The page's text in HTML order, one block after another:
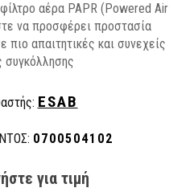
αέρα PAPR (Powered Air
να προσφέρει προστασία
απαιτητικές και συνεχείς
συγκόλλησης
ESAB
0700504102
για τιμή